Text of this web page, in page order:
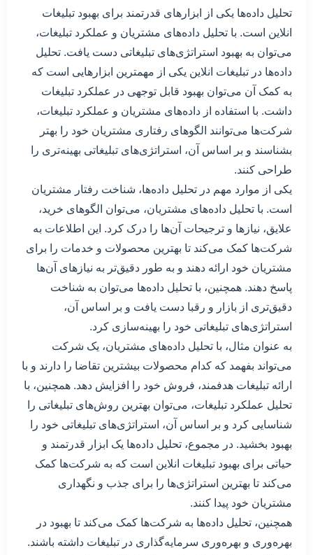
تحلیل داده‌ها یکی از ابزارهای قدرتمند برای بهبود تبلیغات
انلاین است. با تحلیل داده‌های مشتریان و عملکرد تبلیغات،
می‌توان به بهبود استراتژی‌های تبلیغاتی دست یافت. تحلیل
داده‌ها در تبلیغات انلاین یکی از مهمترین ابزارهایی است که
به کمک آن می‌توان بهبود قابل توجهی در عملکرد تبلیغات
داشت. با استفاده از داده‌های مشتریان و عملکرد تبلیغات،
شرکت‌ها می‌توانند الگوهای رفتاری مشتریان خود را بهتر
بشناسند و بر اساس آن، استراتژی‌های تبلیغاتی بهینه‌تری را
طراحی کنند.
یکی از موارد مهم در تحلیل داده‌ها، شناخت رفتار مشتریان
است. با تحلیل داده‌های مشتریان، می‌توان الگوهای خرید،
علایق، نیازها و ترجیحات آن‌ها را درک کرد. این اطلاعات به
شرکت‌ها کمک می‌کند تا بهترین محصولات و خدمات را برای
مشتریان خود ارائه دهند و به طور دقیق‌تر به نیازهای آن‌ها
پاسخ دهند. همچنین، با تحلیل داده‌ها می‌توان به شناخت
دقیق‌تری از بازار و رقبا دست یافت و بر اساس آن،
استراتژی‌های تبلیغاتی خود را بهینه‌سازی کرد.
به عنوان مثال، با تحلیل داده‌های مشتریان، یک شرکت
می‌تواند بفهمد که کدام محصولات بیشترین تقاضا را دارند و با
ارائه تبلیغات هدفمند، فروش خود را افزایش دهد. همچنین، با
تحلیل عملکرد تبلیغات، می‌توان بهترین روش‌های تبلیغاتی را
شناسایی کرد و بر اساس آن، استراتژی‌های تبلیغاتی خود را
بهبود بخشید. در مجموع، تحلیل داده‌ها یک ابزار قدرتمند و
حیاتی برای بهبود تبلیغات انلاین است که به شرکت‌ها کمک
می‌کند تا بهترین استراتژی‌ها را برای جذب و نگهداری
مشتریان خود پیدا کنند.
همچنین، تحلیل داده‌ها به شرکت‌ها کمک می‌کند تا بهبود در
بهره‌وری و بهره‌وری سرمایه‌گذاری در تبلیغات داشته باشند.